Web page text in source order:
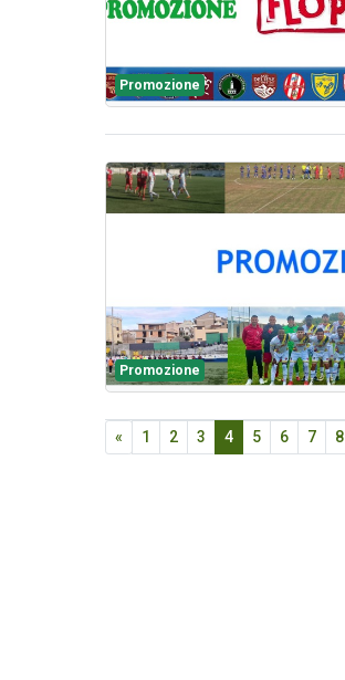
Promozione
Promozione
« 1 2 3 4 5 6 7 8